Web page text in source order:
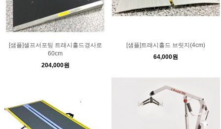
[샘플]셀프서포팅 트래시홀드경사로
60cm
204,000원
[샘플]트래시홀드 브릿지(4cm)
64,000원